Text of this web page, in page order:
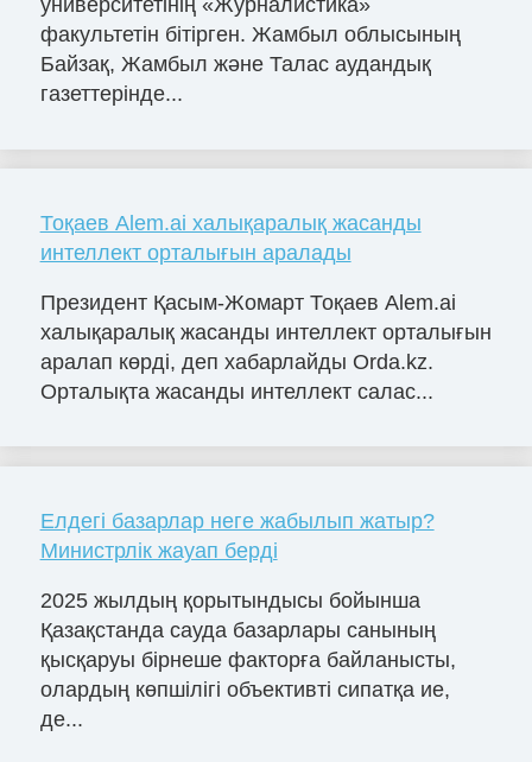
университетінің «Журналистика»
факультетін бітірген. Жамбыл облысының
Байзақ, Жамбыл және Талас аудандық
газеттерінде...
Тоқаев Alem.ai халықаралық жасанды
интеллект орталығын аралады
Президент Қасым-Жомарт Тоқаев Alem.ai
халықаралық жасанды интеллект орталығын
аралап көрді, деп хабарлайды Orda.kz.
Орталықта жасанды интеллект салас...
Елдегі базарлар неге жабылып жатыр?
Министрлік жауап берді
2025 жылдың қорытындысы бойынша
Қазақстанда сауда базарлары санының
қысқаруы бірнеше факторға байланысты,
олардың көпшілігі объективті сипатқа ие,
де...